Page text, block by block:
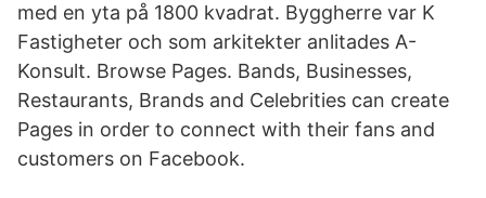
med en yta på 1800 kvadrat. Byggherre var K
Fastigheter och som arkitekter anlitades A-
Konsult. Browse Pages. Bands, Businesses,
Restaurants, Brands and Celebrities can create
Pages in order to connect with their fans and
customers on Facebook.